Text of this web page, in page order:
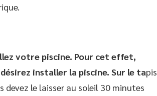
votre piscine. Pour cet effet,
installer la piscine. Sur le tapis
devez le laisser au soleil 30 minutes